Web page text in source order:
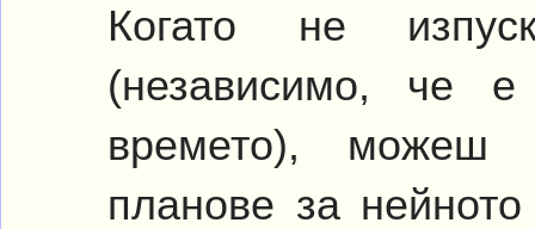
Когато не
(независимо, че
времето), можеш
планове за